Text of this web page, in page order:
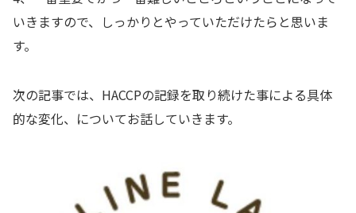
いきますので、しっかりとやっていただけたらと思いま
す。
次の記事では、HACCPの記録を取り続けた事による具体
的な変化、についてお話していきます。